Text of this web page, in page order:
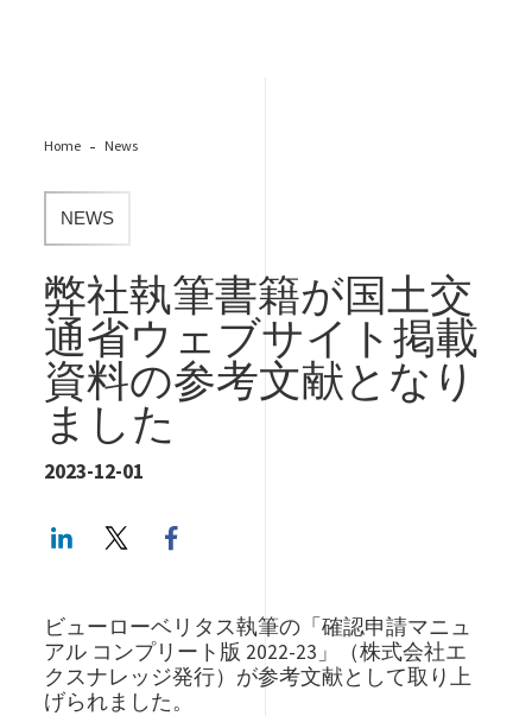
Home News
NEWS
弊社執筆書籍が国土交
通省ウェブサイト掲載
資料の参考文献となり
ました
2023-12-01
LinkedInTwitter
ビューローベリタス執筆の「確認申請マニュ
アル コンプリート版 2022-23」（株式会社エ
クスナレッジ発行）が参考文献として取り上
げられました。